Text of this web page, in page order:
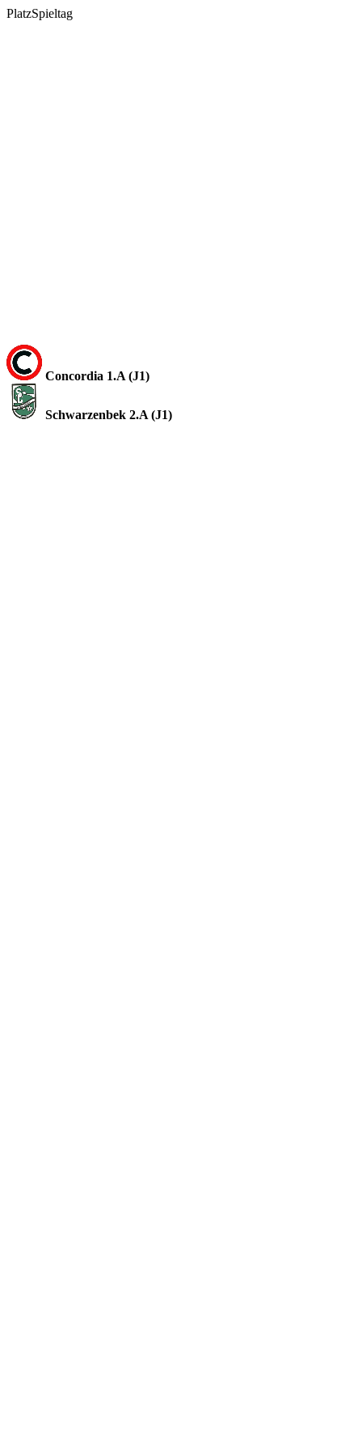
PlatzSpieltag
Concordia 1.A (J1)
Schwarzenbek 2.A (J1)